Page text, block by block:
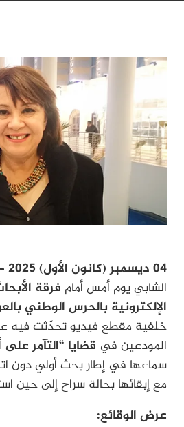
04 ديسمبر (كانون الأول) 2025
الشابي يوم أمس أمام فرقة
الإلكترونية بالحرس الوطني
خلفية مقطع فيديو تحدّثت فيه
المودعين في قضايا “التآمر على
سماعها في إطار بحث أولي دون
مع إبقائها بحالة سراح إلى حين
عرض الوقائع: